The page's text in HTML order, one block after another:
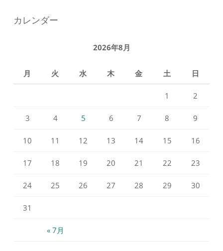
カレンダー
2026年8月
月 火 水 木 金 土 日
« 7月
1 2
3 4 5 6 7 8 9
10 11 12 13 14 15 16
17 18 19 20 21 22 23
24 25 26 27 28 29 30
31